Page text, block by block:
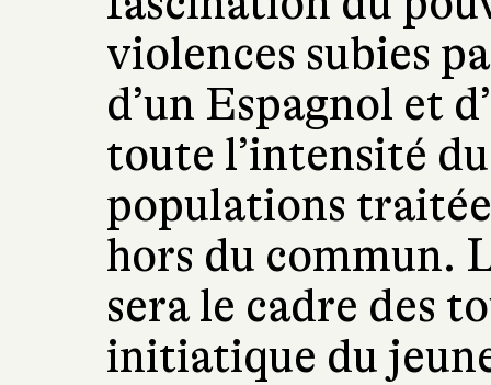
violences subies
d’un Espagnol et
toute l’intensité
populations
hors du commun.
sera le cadre des
initiatique du